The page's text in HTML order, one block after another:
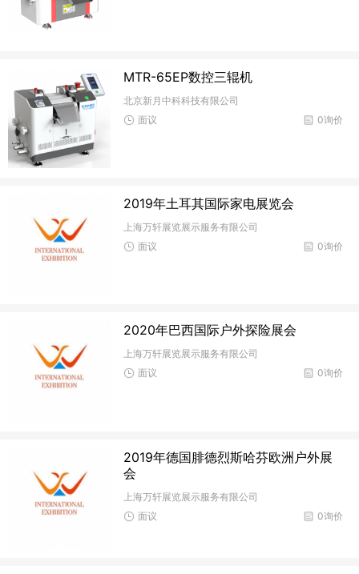
MTR-65EP数控三辊机
北京新月中科科技有限公司
0询价
面议
2019年土耳其国际家电展览会
上海万轩展览展示服务有限公司
0询价
面议
2020年巴西国际户外探险展会
上海万轩展览展示服务有限公司
0询价
面议
2019年德国腓德烈斯哈芬欧洲户外展
会
上海万轩展览展示服务有限公司
0询价
面议